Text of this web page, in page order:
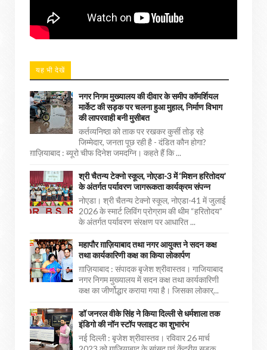
यह भी देखें
नगर निगम मुख्यालय की दीवार के समीप कॉमर्शियल
मार्केट की सड़क पर चलना हुआ मुहाल, निर्माण विभाग
की लापरवाही बनी मुसीबत
कर्तव्यनिष्ठा को ताक पर रखकर कुर्सी तोड़ रहे
जिम्मेदार, जनता पूछ रही है - दंडित कौन होगा?
ग़ाज़ियाबाद : ब्यूरो चीफ दिनेश जमदग्नि। कहते हैं कि ...
श्री चैतन्य टेक्नो स्कूल, नोएडा-3 में ‘मिशन हरितोदय’
के अंतर्गत पर्यावरण जागरूकता कार्यक्रम संपन्न
नोएडा। श्री चैतन्य टेक्नो स्कूल, नोएडा-41 में जुलाई
2026 के स्मार्ट लिविंग प्रोग्राम की थीम “हरितोदय”
के अंतर्गत पर्यावरण संरक्षण पर आधारित ...
महापौर ग़ाज़ियाबाद तथा नगर आयुक्त ने सदन कक्ष
तथा कार्यकारिणी कक्ष का किया लोकार्पण
ग़ाज़ियाबाद : संपादक बृजेश श्रीवास्तव। गाजियाबाद
नगर निगम मुख्यालय में सदन कक्ष तथा कार्यकारिणी
कक्ष का जीर्णोद्धार कराया गया है। जिसका लोकार्...
डॉ जनरल वीके सिंह ने किया दिल्ली से धर्मशाला तक
इंडिगो की नॉन स्टॉप फ्लाइट का शुभारंभ
नई दिल्ली : बृजेश श्रीवास्तव। रविवार 26 मार्च